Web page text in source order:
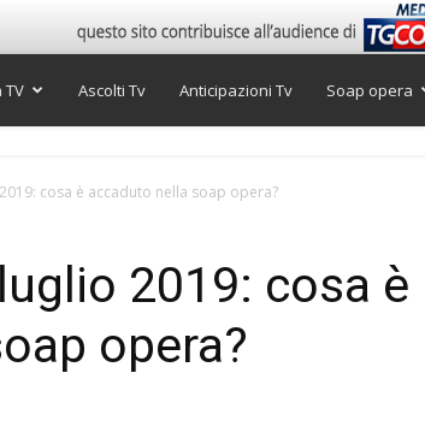
TV Ascolti Tv Anticipazioni Tv Soap opera
cosa è accaduto nella soap opera?
2019: cosa è
opera?